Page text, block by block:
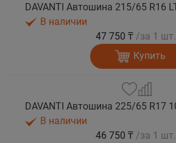
В наличии
47 750 ₸ /за 1 шт.
Купить
В наличии
46 750 ₸ /за 1 шт.